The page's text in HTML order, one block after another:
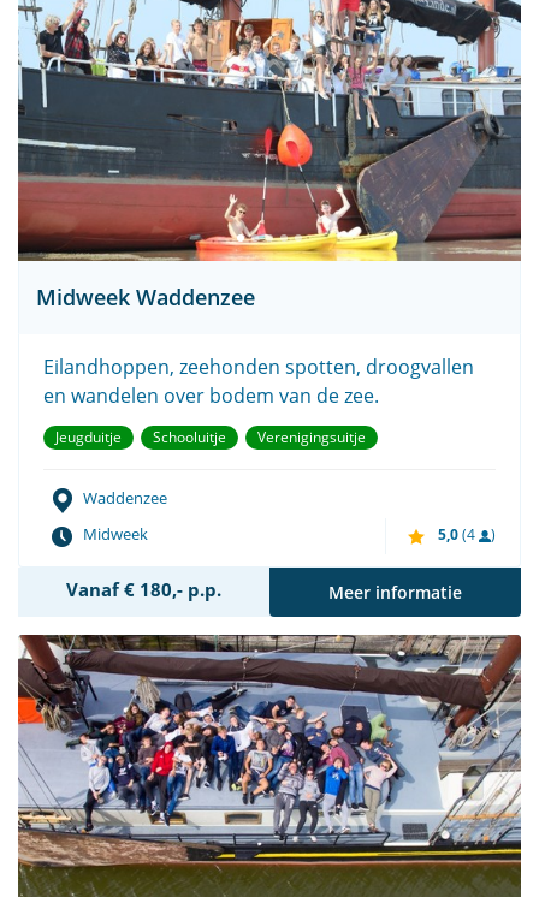
Midweek Waddenzee
Eilandhoppen, zeehonden spotten, droogvallen
en wandelen over bodem van de zee.
Jeugduitje Schooluitje Verenigingsuitje
Waddenzee
Midweek
5,0(4 )
Vanaf € 180,- p.p. Meer informatie